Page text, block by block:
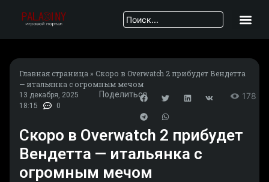
Главная страница » Скоро в Overwatch 2 прибудет Вендетта
— итальянка с огромным мечом
13 декабря, 2025
18:15
0
Поделиться 178
Скоро в Overwatch 2 прибудет
Вендетта — итальянка с
огромным мечом